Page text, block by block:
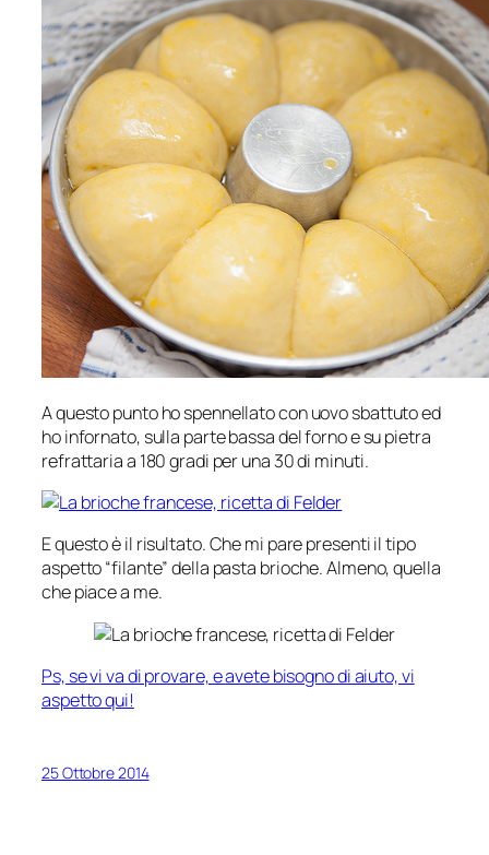
A questo punto ho spennellato con uovo sbattuto ed
ho infornato, sulla parte bassa del forno e su pietra
refrattaria a 180 gradi per una 30 di minuti.
E questo è il risultato. Che mi pare presenti il tipo
aspetto “filante” della pasta brioche. Almeno, quella
che piace a me.
Ps, se vi va di provare, e avete bisogno di aiuto, vi
aspetto qui!
25 Ottobre 2014